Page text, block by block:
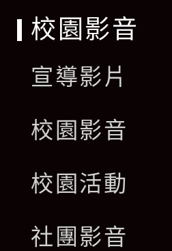
校園影音
宣導影片
校園影音
校園活動
社團影音